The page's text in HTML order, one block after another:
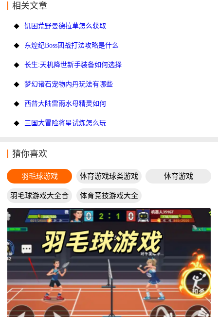
相关文章
饥困荒野曼德拉草怎么获取
东煌纪Boss团战打法攻略是什么
长生:天机降世新手装备如何选择
梦幻诸石宠物内丹玩法有哪些
西普大陆雷雨水母精灵如何
三国大冒险将星试炼怎么玩
猜你喜欢
羽毛球游戏 体育游戏球类游戏 体育游戏
羽毛球游戏大全合
集
体育竞技游戏大全